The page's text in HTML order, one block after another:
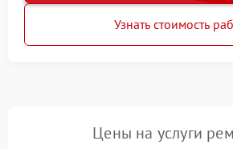
Узнать стоимость
Цены на услуги